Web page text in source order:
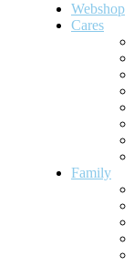
Webshop
Cares
Family